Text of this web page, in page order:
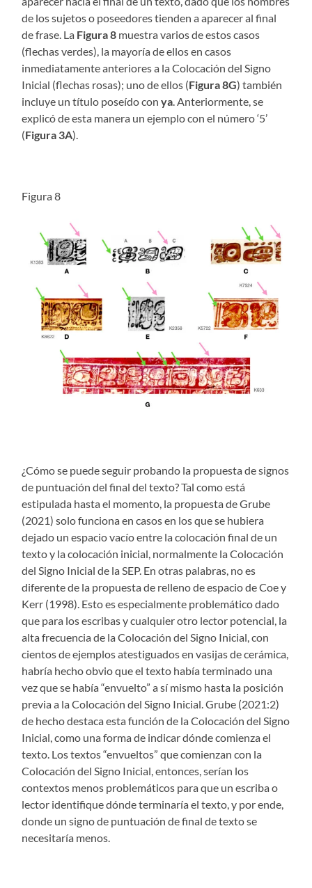
de los sujetos o poseedores tienden a aparecer al final
de frase. La Figura 8 muestra varios de estos casos
(flechas verdes), la mayoría de ellos en casos
inmediatamente anteriores a la Colocación del Signo
Inicial (flechas rosas); uno de ellos (Figura 8G) también
incluye un título poseído conya. Anteriormente, se
explicó de esta manera un ejemplo con el número ‘5’
(Figura 3A).
Figura 8
¿Cómo se puede seguir probando la propuesta de signos
de puntuación del final del texto? Tal como está
estipulada hasta el momento, la propuesta de Grube
(2021) solo funciona en casos en los que se hubiera
dejado un espacio vacío entre la colocación final de un
texto y la colocación inicial, normalmente la Colocación
del Signo Inicial de la SEP. En otras palabras, no es
diferente de la propuesta de relleno de espacio de Coe y
Kerr (1998). Esto es especialmente problemático dado
que para los escribas y cualquier otro lector potencial, la
alta frecuencia de la Colocación del Signo Inicial, con
cientos de ejemplos atestiguados en vasijas de cerámica,
habría hecho obvio que el texto había terminado una
vez que se había “envuelto” a sí mismo hasta la posición
previa a la Colocación del Signo Inicial. Grube (2021:2)
de hecho destaca esta función de la Colocación del Signo
Inicial, como una forma de indicar dónde comienza el
texto. Los textos “envueltos” que comienzan con la
Colocación del Signo Inicial, entonces, serían los
contextos menos problemáticos para que un escriba o
lector identifique dónde terminaría el texto, y por ende,
donde un signo de puntuación de final de texto se
necesitaría menos.